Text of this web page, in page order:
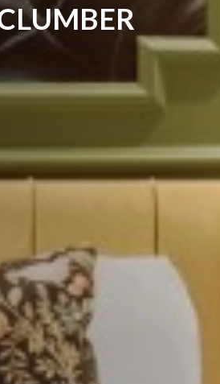
CLUMBER